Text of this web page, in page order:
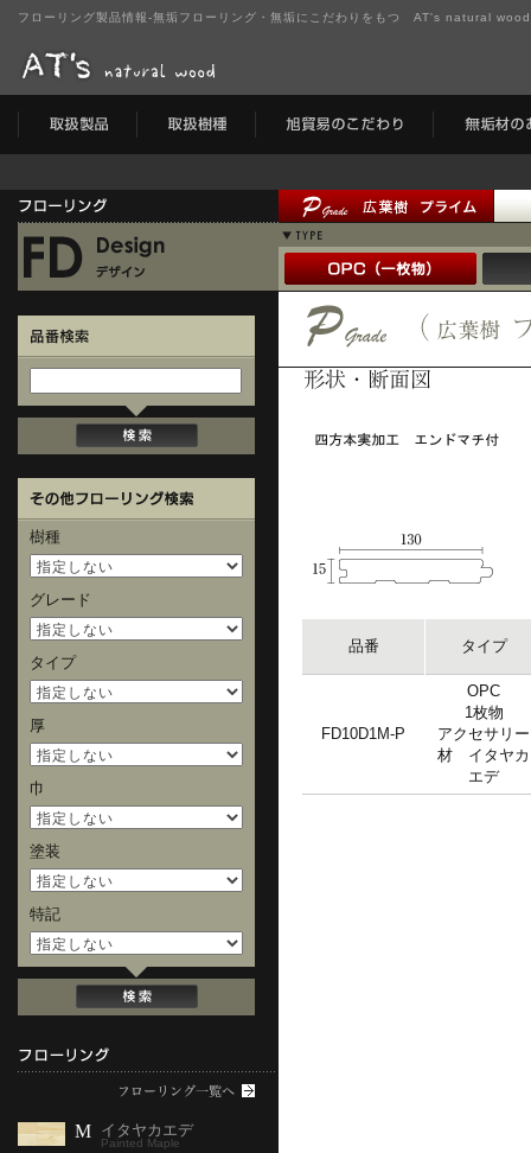
フローリング製品情報-無垢フローリング・無垢にこだわりをもつ AT's natural
品番 タイプ
FD10D1M-P
OPC
1枚物
アクセサリー
材 イタヤカ
エデ
樹種
グレード
タイプ
厚
巾
塗装
特記
M イタヤカエデ
Painted Maple